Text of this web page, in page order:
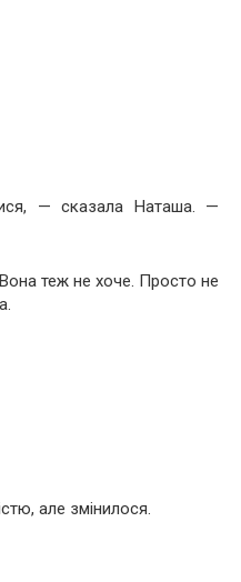
— сказала Наташа. —
теж не хоче. Просто не
але змінилося.